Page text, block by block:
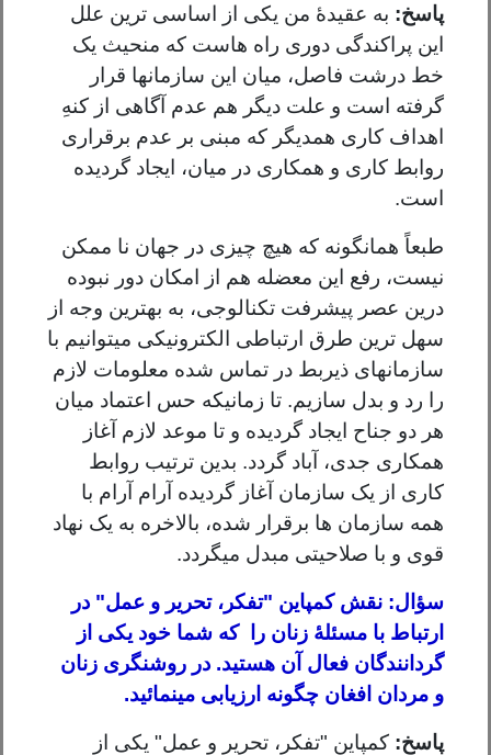
پاسخ: به عقیدۀ من یکی از اساسی ترین علل
این پراکندگی دوری راه هاست که منحیث یک
خط درشت فاصل، میان این سازمانها قرار
گرفته است و علت دیگر هم عدم آگاهی از کنهِ
اهداف کاری همدیگر که مبنی بر عدم برقراری
روابط کاری و همکاری در میان، ایجاد گردیده
است.
طبعاً همانگونه که هیچ چیزی در جهان نا ممکن
نیست، رفع این معضله هم از امکان دور نبوده
درین عصر پیشرفت تکنالوجی، به بهترین وجه از
سهل ترین طرق ارتباطی الکترونیکی میتوانیم با
سازمانهای ذیربط در تماس شده معلومات لازم
را رد و بدل سازیم. تا زمانیکه حس اعتماد میان
هر دو جناح ایجاد گردیده و تا موعد لازم آغاز
همکاری جدی، آباد گردد. بدین ترتیب روابط
کاری از یک سازمان آغاز گردیده آرام آرام با
همه سازمان ها برقرار شده، بالاخره به یک نهاد
قوی و با صلاحیتی مبدل میگردد.
سؤال: نقش کمپاین "تفکر، تحریر و عمل" در
ارتباط با مسئلۀ زنان را که شما خود یکی از
گردانندگان فعال آن هستید. در روشنگری زنان
و مردان افغان چگونه ارزیابی مینمائید.
پاسخ: کمپاین "تفکر، تحریر و عمل" یکی از